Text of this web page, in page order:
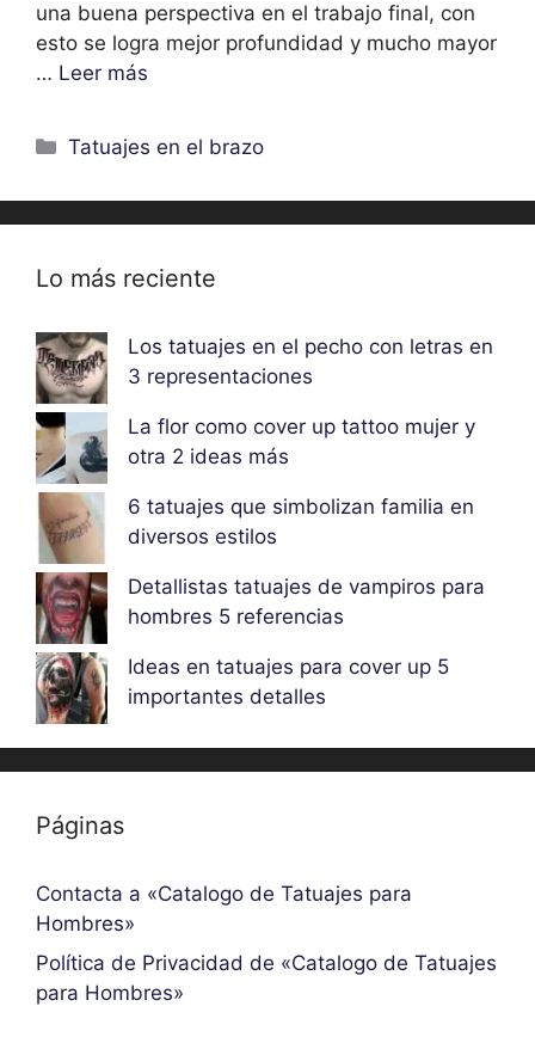
una buena perspectiva en el trabajo final, con
esto se logra mejor profundidad y mucho mayor
… Leer más
Categorías
Tatuajes en el brazo
Lo más reciente
Los tatuajes en el pecho con letras en
3 representaciones
La flor como cover up tattoo mujer y
otra 2 ideas más
6 tatuajes que simbolizan familia en
diversos estilos
Detallistas tatuajes de vampiros para
hombres 5 referencias
Ideas en tatuajes para cover up 5
importantes detalles
Páginas
Contacta a «Catalogo de Tatuajes para
Hombres»
Política de Privacidad de «Catalogo de Tatuajes
para Hombres»